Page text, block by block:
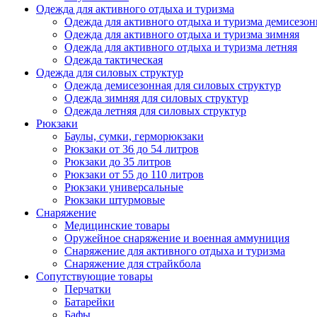
Одежда для активного отдыха и туризма
Одежда для активного отдыха и туризма
Одежда для активного отдыха и туризма зимняя
Одежда для активного отдыха и туризма летняя
Одежда тактическая
Одежда для силовых структур
Одежда демисезонная для силовых структур
Одежда зимняя для силовых структур
Одежда летняя для силовых структур
Рюкзаки
Баулы, сумки, герморюкзаки
Рюкзаки от 36 до 54 литров
Рюкзаки до 35 литров
Рюкзаки от 55 до 110 литров
Рюкзаки универсальные
Рюкзаки штурмовые
Снаряжение
Медицинские товары
Оружейное снаряжение и военная аммуниция
Снаряжение для активного отдыха и туризма
Снаряжение для страйкбола
Сопутствующие товары
Перчатки
Батарейки
Бафы